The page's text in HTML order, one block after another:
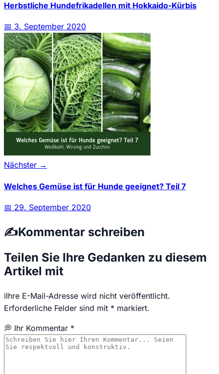
Herbstliche Hundefrikadellen mit Hokkaido-Kürbis
📅 3. September 2020
Nächster →
Welches Gemüse ist für Hunde geeignet? Teil 7
📅 29. September 2020
✍️Kommentar schreiben
Teilen Sie Ihre Gedanken zu diesem
Artikel mit
ℹ️Ihre E-Mail-Adresse wird nicht veröffentlicht.
Erforderliche Felder sind mit * markiert.
💭 Ihr Kommentar *